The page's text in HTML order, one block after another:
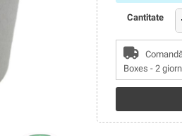
Cantitate
Boxes - 2